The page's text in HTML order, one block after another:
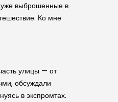
уже выброшенные в
Ко мне
улицы — от
обсуждали
в экспромтах.